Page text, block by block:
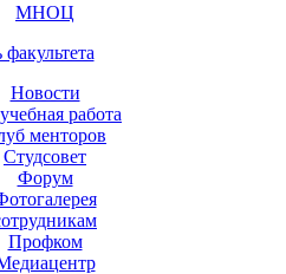
МНОЦ
Новости
работа
менторов
Студсовет
Форум
Профком